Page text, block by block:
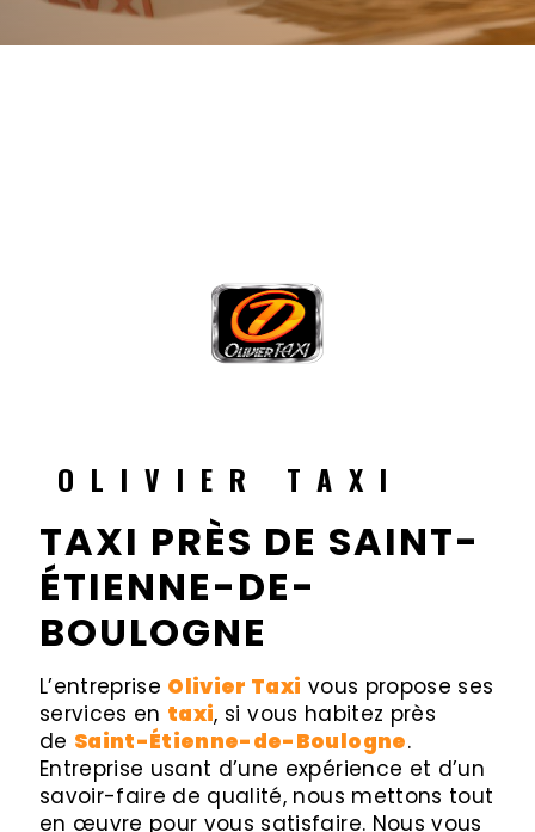
OLIVIER TAXI
TAXI PRÈS DE SAINT-
ÉTIENNE-DE-
BOULOGNE
L’entreprise Olivier Taxi vous propose ses
services en taxi, si vous habitez près
de Saint-Étienne-de-Boulogne.
Entreprise usant d’une expérience et d’un
savoir-faire de qualité, nous mettons tout
en œuvre pour vous satisfaire. Nous vous